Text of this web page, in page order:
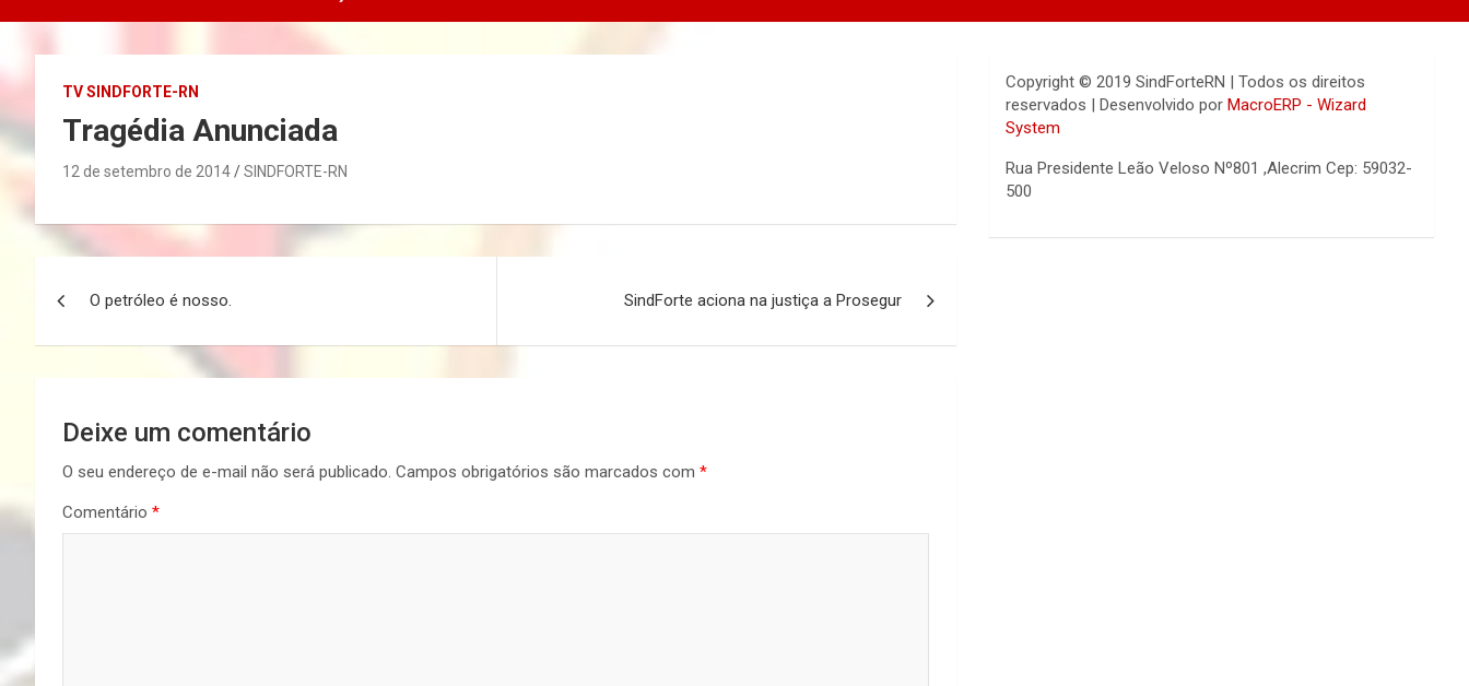
TV SINDFORTE-RN
Tragédia Anunciada
12 de setembro de 2014 SINDFORTE-RN
O petróleo é nosso. SindForte aciona na justiça a Prosegur
Deixe um comentário
O seu endereço de e-mail não será publicado. Campos obrigatórios são marcados com *
Comentário *
Copyright © 2019 SindForteRN | Todos os direitos
reservados | Desenvolvido porMacroERP - Wizard
System
Rua Presidente Leão Veloso Nº801 ,Alecrim Cep: 59032-
500